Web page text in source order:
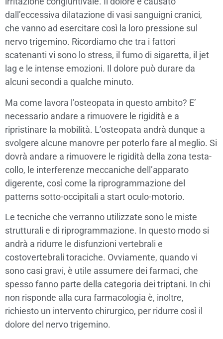
dall’eccessiva dilatazione di vasi sanguigni cranici,
che vanno ad esercitare così la loro pressione sul
nervo trigemino. Ricordiamo che tra i fattori
scatenanti vi sono lo stress, il fumo di sigaretta, il jet
lag e le intense emozioni. Il dolore può durare da
alcuni secondi a qualche minuto.
Ma come lavora l’osteopata in questo ambito? E’
necessario andare a rimuovere le rigidità e a
ripristinare la mobilità. L’osteopata andrà dunque a
svolgere alcune manovre per poterlo fare al meglio. Si
dovrà andare a rimuovere le rigidità della zona testa-
collo, le interferenze meccaniche dell’apparato
digerente, così come la riprogrammazione del
patterns sotto-occipitali a start oculo-motorio.
Le tecniche che verranno utilizzate sono le miste
strutturali e di riprogrammazione. In questo modo si
andrà a ridurre le disfunzioni vertebrali e
costovertebrali toraciche. Ovviamente, quando vi
sono casi gravi, è utile assumere dei farmaci, che
spesso fanno parte della categoria dei triptani. In chi
non risponde alla cura farmacologia è, inoltre,
richiesto un intervento chirurgico, per ridurre così il
dolore del nervo trigemino.